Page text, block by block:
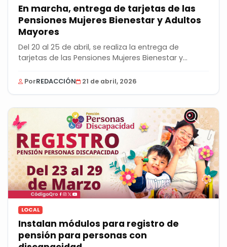
En marcha, entrega de tarjetas de las
Pensiones Mujeres Bienestar y Adultos
Mayores
Del 20 al 25 de abril, se realiza la entrega de
tarjetas de las Pensiones Mujeres Bienestar y...
PorREDACCIÓN 21 de abril, 2026
LOCAL
Instalan módulos para registro de
pensión para personas con